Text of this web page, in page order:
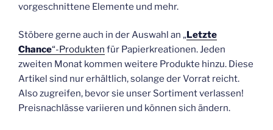
vorgeschnittene Elemente und mehr.
Stöbere gerne auch in der Auswahl an „ Letzte
Chance“-Produkten für Papierkreationen. Jeden
zweiten Monat kommen weitere Produkte hinzu. Diese
Artikel sind nur erhältlich, solange der Vorrat reicht.
Also zugreifen, bevor sie unser Sortiment verlassen!
Preisnachlässe variieren und können sich ändern.